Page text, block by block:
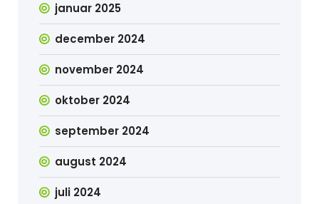
januar 2025
december 2024
november 2024
oktober 2024
september 2024
august 2024
juli 2024